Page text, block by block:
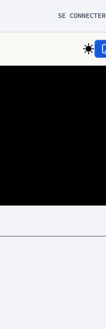
SE CONNECTER